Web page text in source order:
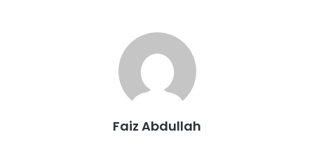
Selain itu, aspek kerohanian turut diberi penekanan
melalui pengisian slot motivasi, tazkirah dan aktiviti
Pendekatan ini dilihat mampu membentuk sahsiah diri
Faiz Abdullah